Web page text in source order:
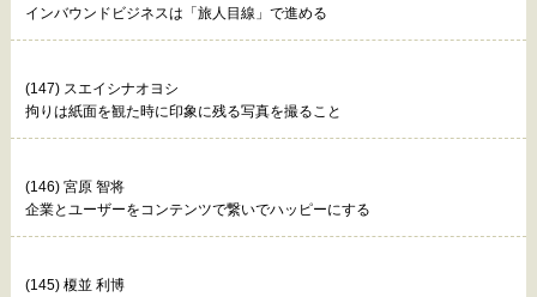
インバウンドビジネスは「旅人目線」で進める
(147) スエイシナオヨシ
拘りは紙面を観た時に印象に残る写真を撮ること
(146) 宮原 智将
企業とユーザーをコンテンツで繋いでハッピーにする
(145) 榎並 利博